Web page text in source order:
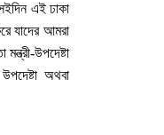
এই ঢাকা
যাদের আমরা
উপদেষ্টা
অথবা